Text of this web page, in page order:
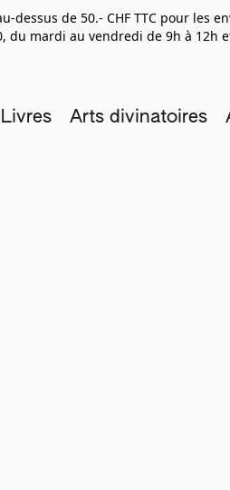
de 50.- CHF TTC pour les
du mardi au vendredi de 9h à 12h
Livres Arts divinatoires